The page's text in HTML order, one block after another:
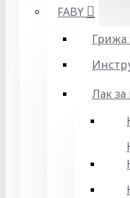
FABY
Грижа
Лак за